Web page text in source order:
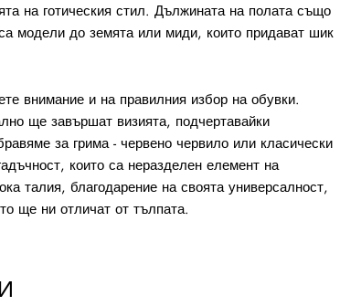
на готическия стил. Дължината на полата също
модели до земята или миди, които придават шик
внимание и на правилния избор на обувки.
ще завършат визията, подчертавайки
за грима - червено червило или класически
които са неразделен елемент на
талия, благодарение на своята универсалност,
ще ни отличат от тълпата.